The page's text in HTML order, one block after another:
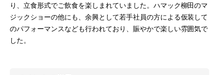
り、立食形式でご飲食を楽しまれていました。ハマック柳田のマ
ジックショーの他にも、余興として若手社員の方による仮装して
のパフォーマンスなども行われており、賑やかで楽しい雰囲気で
した。